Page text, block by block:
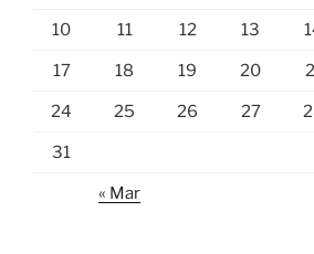
10 11 12 13
17 18 19 20
24 25 26 27
31
« Mar